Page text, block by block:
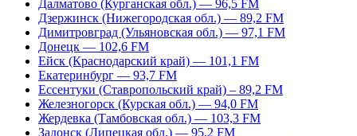
Далматово (Курганская обл.) — 96,5 FM
Дзержинск (Нижегородская обл.) — 89,2 FM
Димитровград (Ульяновская обл.) — 97,1 FM
Донецк — 102,6 FM
Ейск (Краснодарский край) — 101,1 FM
Екатеринбург — 93,7 FM
Ессентуки (Ставропольский край) – 89,2 FM
Железногорск (Курская обл.) — 94,0 FM
Жердевка (Тамбовская обл.) — 103,3 FM
Задонск (Липецкая обл.) — 95,2 FM